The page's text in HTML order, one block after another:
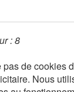
: 8
de cookies
Nous